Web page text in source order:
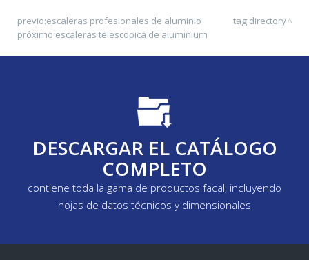
previo:escaleras profesionales de aluminio
próximo:escaleras telescopica de aluminium
tag directory
DESCARGAR EL CATÁLOGO
COMPLETO
contiene toda la gama de productos facal, incluyendo
hojas de datos técnicos y dimensionales